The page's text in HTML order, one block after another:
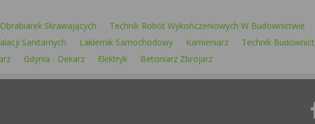
Skrawających Technik Robót Wykończeniowych W Budownictwie
Sanitarnych Lakiernik Samochodowy Kamieniarz Technik
Gdynia - Dekarz Elektryk Betoniarz Zbrojarz